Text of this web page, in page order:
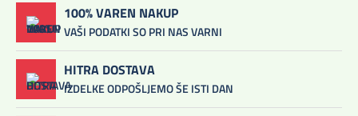
100% VAREN NAKUP
VAŠI PODATKI SO PRI NAS VARNI
HITRA DOSTAVA
IZDELKE ODPOŠLJEMO ŠE ISTI DAN